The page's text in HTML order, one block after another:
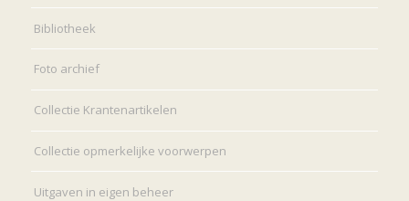
Bibliotheek
Foto archief
Collectie Krantenartikelen
Collectie opmerkelijke voorwerpen
Uitgaven in eigen beheer